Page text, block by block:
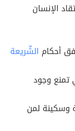
الإنسان
أحكام الشّريعة
تمنع وجود
وسكينة لمن